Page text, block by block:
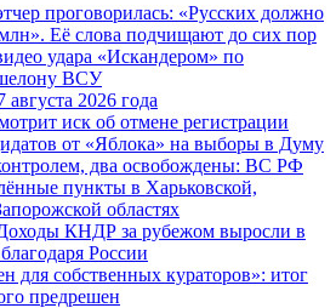
проговорилась: «Русских должно
млн». Её слова подчищают до сих пор
удара «Искандером» по
ВСУ
2026 года
иск об отмене регистрации
от «Яблока» на выборы в Думу
два освобождены: ВС РФ
пункты в Харьковской,
областях
КНДР за рубежом выросли в
России
для собственных кураторов»: итог
предрешен